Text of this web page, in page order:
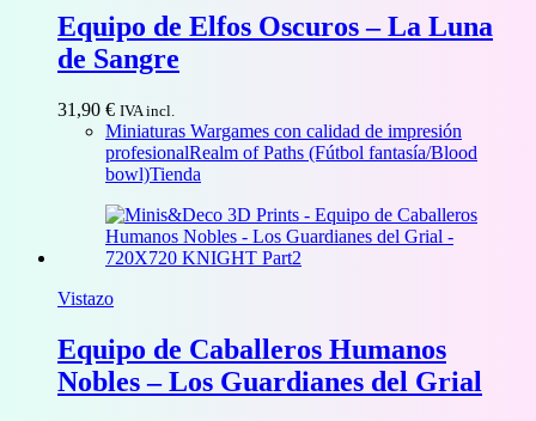
Equipo de Elfos Oscuros – La Luna
de Sangre
31,90 € IVA incl.
Miniaturas Wargames con calidad de impresión
profesionalRealm of Paths (Fútbol fantasía/Blood
bowl)Tienda
Vistazo
Equipo de Caballeros Humanos
Nobles – Los Guardianes del Grial